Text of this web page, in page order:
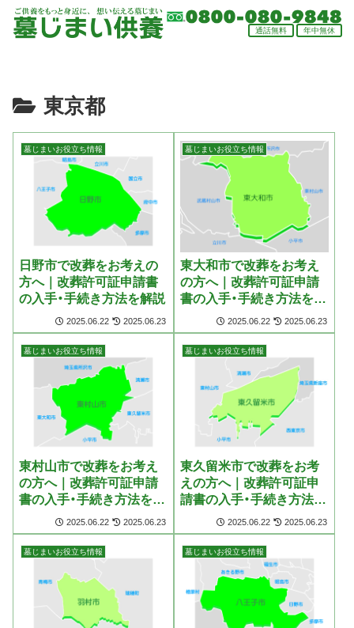
通話無料 年中無休
東京都
墓じまいお役立ち情報
日野市で改葬をお考えの
方へ｜改葬許可証申請書
の入手・手続き方法を解説
2025.06.22 2025.06.23
墓じまいお役立ち情報
東大和市で改葬をお考え
の方へ｜改葬許可証申請
書の入手・手続き方法を解
2025.06.22 2025.06.23
墓じまいお役立ち情報
東村山市で改葬をお考え
の方へ｜改葬許可証申請
書の入手・手続き方法を解
2025.06.22 2025.06.23
墓じまいお役立ち情報
東久留米市で改葬をお考
えの方へ｜改葬許可証申
請書の入手・手続き方法を
2025.06.22 2025.06.23
墓じまいお役立ち情報 墓じまいお役立ち情報